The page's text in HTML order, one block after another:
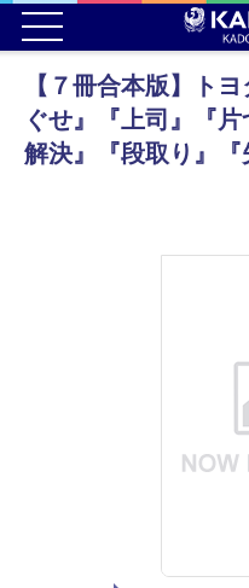
【７冊合本版】ト
ぐせ』『上司』『
解決』『段取り』『